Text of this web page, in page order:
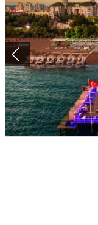
ЛИЦЕНЗ И
ПОДАРЪЧЕН
БАНКОВИ СМЕТКИ
ИСКАМ ДА НАУЧА
КОНТАКТИ